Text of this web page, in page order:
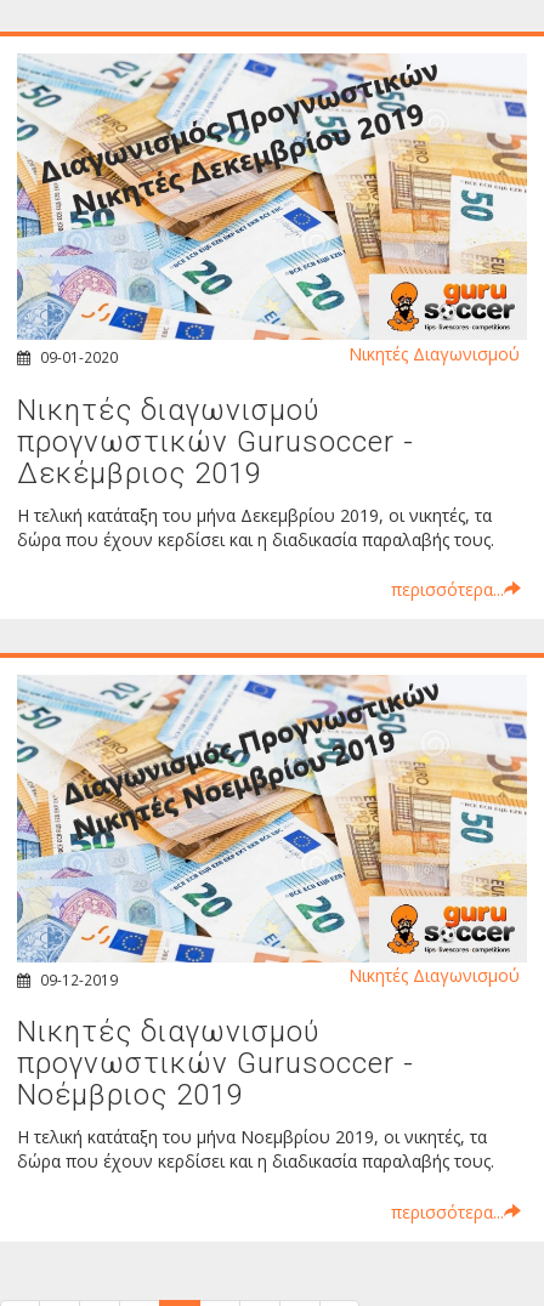
09-01-2020
Νικητές διαγωνισμού
προγνωστικών Gurusoccer -
Δεκέμβριος 2019
Η τελική κατάταξη του μήνα Δεκεμβρίου 2019, οι νικητές, τα
δώρα που έχουν κερδίσει και η διαδικασία παραλαβής τους.
περισσότερα...
Νικητές Διαγωνισμού
09-12-2019
Νικητές διαγωνισμού
προγνωστικών Gurusoccer -
Νοέμβριος 2019
Η τελική κατάταξη του μήνα Νοεμβρίου 2019, οι νικητές, τα
δώρα που έχουν κερδίσει και η διαδικασία παραλαβής τους.
περισσότερα...
Νικητές Διαγωνισμού